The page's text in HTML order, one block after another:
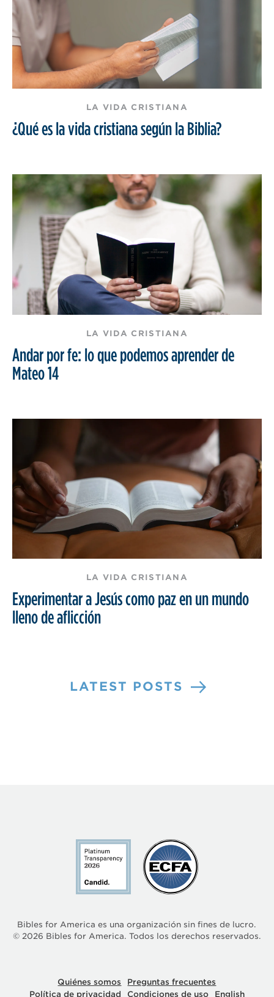
LA VIDA CRISTIANA
¿Qué es la vida cristiana según la Biblia?
LA VIDA CRISTIANA
Andar por fe: lo que podemos aprender de
Mateo 14
LA VIDA CRISTIANA
Experimentar a Jesús como paz en un mundo
lleno de aflicción
LATEST POSTS
Bibles for America es una organización sin fines de lucro.
© 2026 Bibles for America. Todos los derechos reservados.
Quiénes somos
Preguntas frecuentes
Política de privacidad
Condiciones de uso English